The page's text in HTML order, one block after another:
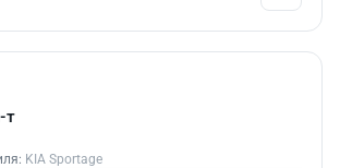
т
KIA Sportage